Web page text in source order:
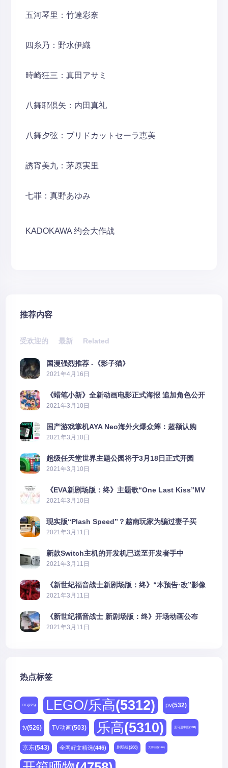
五河琴里：竹達彩奈
四糸乃：野水伊織
時崎狂三：真田アサミ
八舞耶倶矢：内田真礼
八舞夕弦：ブリドカットセーラ恵美
誘宵美九：茅原実里
七罪：真野あゆみ
KADOKAWA 约会大作战
推荐内容
受欢迎的 最新 Related
国漫强烈推荐 -《影子猫》
2021年4月16日
《蜡笔小新》全新动画电影正式海报 追加角色公开
2021年3月10日
国产游戏掌机AYA Neo海外火爆众筹：超额认购
2606%
2021年3月10日
超级任天堂世界主题公园将于3月18日正式开园
2021年3月10日
《EVA新剧场版：终》主题歌“One Last Kiss”MV
公布
2021年3月10日
现实版“Plash Speed”？越南玩家为骗过妻子买
PS5上演好戏
2021年3月11日
新款Switch主机的开发机已送至开发者手中
2021年3月11日
《新世纪福音战士新剧场版：终》“本预告·改”影像
公开
2021年3月11日
《新世纪福音战士 新剧场版：终》开场动画公布
2021年3月11日
热点标签
DC(225) LEGO/乐高(5312) pv(532)
tv(526) TV动画(503) 乐高(5310) 亚马逊中国(188)
京东(543) 全网好文精选(446) 剧场版(268) 天猫精选(180)